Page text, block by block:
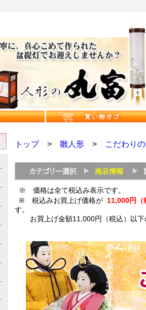
トップ> 雛人形> こだわり
※ 価格は全て税込み表示です。
※ 税込みお買上げ価格が 11,000円（
す。
お買上げ金額11,000円（税込）以